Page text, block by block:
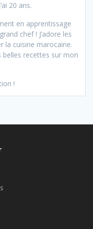
20 ans.
en apprentissage
chef ! J’adore les
la cuisine marocaine.
belles recettes sur mon
!